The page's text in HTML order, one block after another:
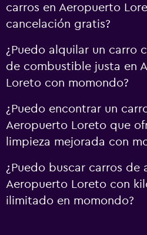
carros en Aeropuerto
cancelación gratis?
¿Puedo alquilar un carro
de combustible justa en
Loreto con momondo?
¿Puedo encontrar un
Aeropuerto Loreto que
limpieza mejorada con
¿Puedo buscar carros de
Aeropuerto Loreto con
ilimitado en momondo?